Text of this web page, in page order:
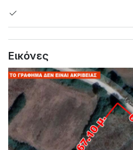
Εικόνες